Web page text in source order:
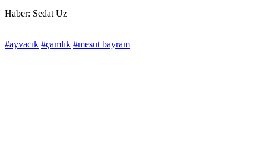
Haber: Sedat Uz
#ayvacık #çamlık #mesut bayram